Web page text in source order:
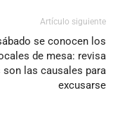
Artículo siguiente
se conocen los
de mesa: revisa
son las causales para
excusarse